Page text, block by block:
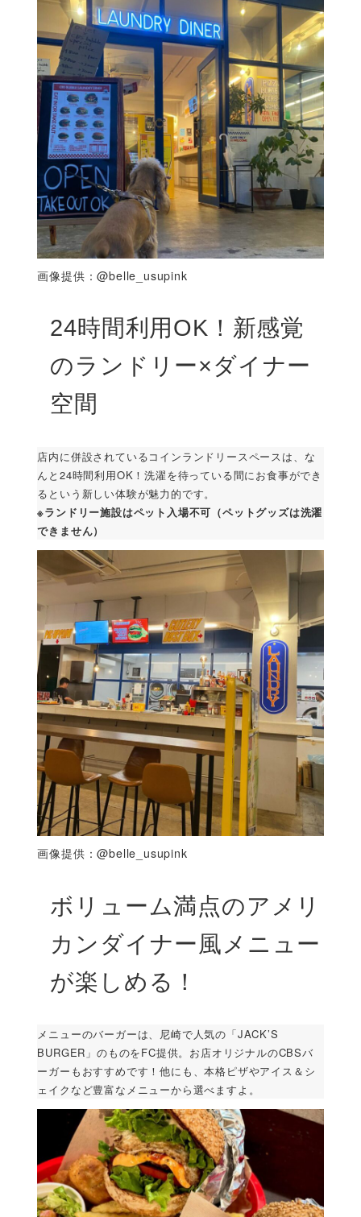
画像提供：@belle_usupink
24時間利用OK！新感覚
のランドリー×ダイナー
空間
店内に併設されているコインランドリースペースは、な
んと24時間利用OK！洗濯を待っている間にお食事ができ
るという新しい体験が魅力的です。
※ランドリー施設はペット入場不可（ペットグッズは洗濯
できません）
画像提供：@belle_usupink
ボリューム満点のアメリ
カンダイナー風メニュー
が楽しめる！
メニューのバーガーは、尼崎で人気の「JACK’S
BURGER」のものをFC提供。お店オリジナルのCBSバ
ーガーもおすすめです！他にも、本格ピザやアイス＆シ
ェイクなど豊富なメニューから選べますよ。